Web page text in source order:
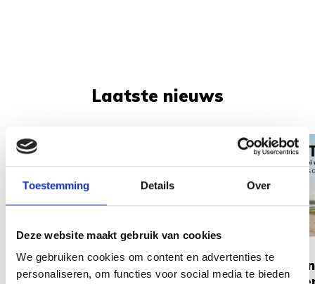
Toestemming Details Over
Deze website maakt gebruik van cookies
We gebruiken cookies om content en advertenties te
personaliseren, om functies voor social media te bieden
Laatste nieuws
Onze webshop is tijdelijk niet
beschikbaar
Wilt u een product bestellen of
artikel? Geen probleem! Stuur
ons gerust een e-mail via
info@vinkencaravans.nl. Wij